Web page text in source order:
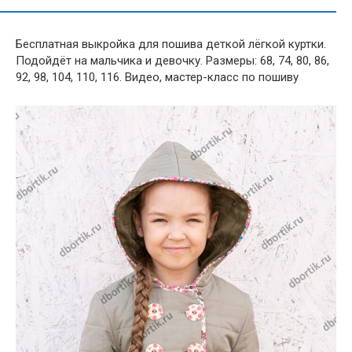
Бесплатная выкройка для пошива деткой лёгкой куртки.
Подойдёт на мальчика и девочку. Размеры: 68, 74, 80, 86,
92, 98, 104, 110, 116. Видео, мастер-класс по пошиву